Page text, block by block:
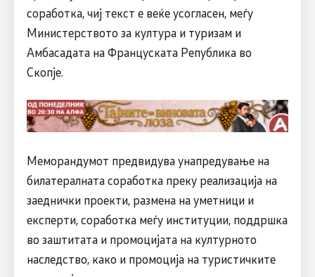
соработка, чиј текст е веќе усогласен, меѓу
Министерството за култура и туризам и
Амбасадата на Француската Република во
Скопје.
Меморандумот предвидува унапредување на
билатералната соработка преку реализација на
заеднички проекти, размена на уметници и
експерти, соработка меѓу институции, поддршка
во заштитата и промоцијата на културното
наследство, како и промоција на туристичките